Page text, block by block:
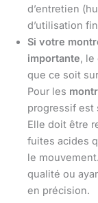
d’entretien
d’utilisation
Si votre
importante, le
que ce soit
Pour les
progressif est
Elle doit être
fuites acides
le
qualité ou
en précision.